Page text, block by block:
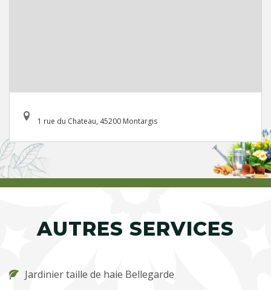
1 rue du Chateau, 45200 Montargis
AUTRES SERVICES
Jardinier taille de haie Bellegarde